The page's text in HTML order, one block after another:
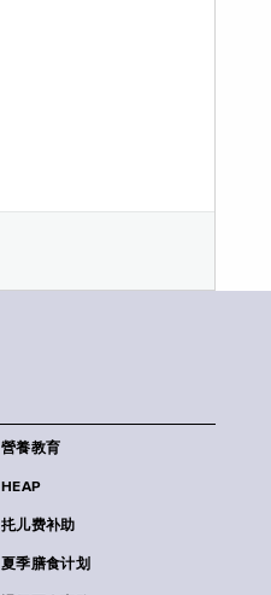
營養教育
HEAP
扥儿费补助
夏季膳食计划